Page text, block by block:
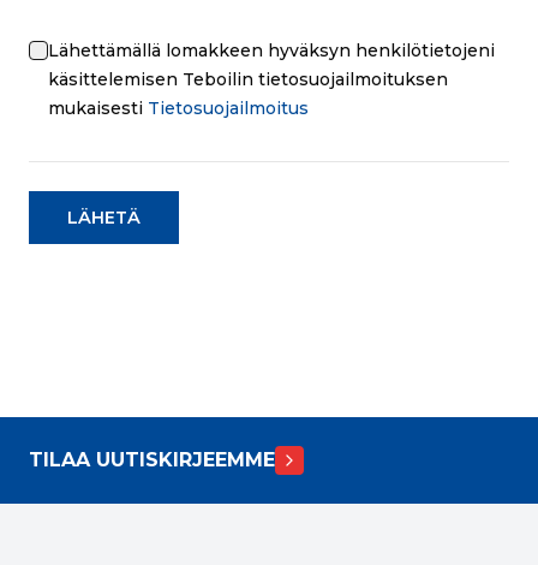
Lähettämällä lomakkeen hyväksyn henkilötietojeni
käsittelemisen Teboilin tietosuojailmoituksen
mukaisesti Tietosuojailmoitus
LÄHETÄ
TILAA UUTISKIRJEEMME